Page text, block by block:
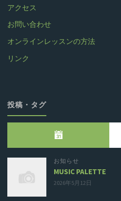
アクセス
お問い合わせ
オンラインレッスンの方法
リンク
投稿・タグ
お知らせ
MUSIC PALETTE
2026年5月12日